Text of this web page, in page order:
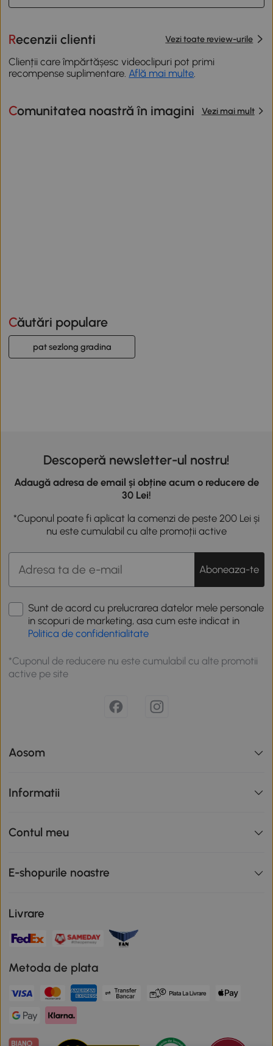
Recenzii clienti Vezi toate review-urile
Clienții care împărtășesc videoclipuri pot primi
recompense suplimentare. Află mai multe
Comunitatea noastră în imagini Vezi mai mult
Căutări populare
pat sezlong gradina
Descoperă newsletter-ul nostru!
Adaugă adresa de email și obține acum o reducere de
30 Lei!
*Cuponul poate fi aplicat la comenzi de peste 200 Lei și
nu este cumulabil cu alte promoții active
Aboneaza-te
Sunt de acord cu prelucrarea datelor mele personale
in scopuri de marketing, asa cum este indicat in
Politica de confidentialitate
*Cuponul de reducere nu este cumulabil cu alte promotii
active pe site
Aosom
Informatii
Contul meu
E-shopurile noastre
Livrare
Metoda de plata